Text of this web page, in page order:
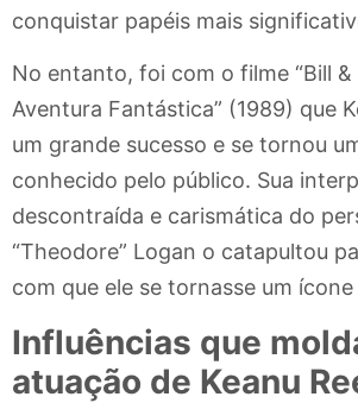
conquistar papéis mais
No entanto, foi com o filme “Bill &
Aventura Fantástica” (1989) que
um grande sucesso e se tornou
conhecido pelo público. Sua
descontraída e carismática do
“Theodore” Logan o catapultou
com que ele se tornasse um
Influências que
atuação de Keanu